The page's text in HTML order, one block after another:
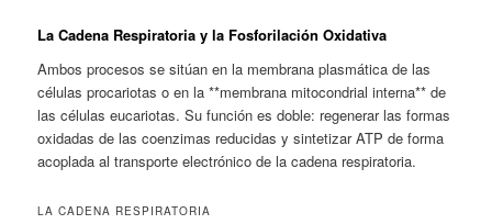
La Cadena Respiratoria y la Fosforilación Oxidativa
Ambos procesos se sitúan en la membrana plasmática de las
células procariotas o en la **membrana mitocondrial interna** de
las células eucariotas. Su función es doble: regenerar las formas
oxidadas de las coenzimas reducidas y sintetizar ATP de forma
acoplada al transporte electrónico de la cadena respiratoria.
LA CADENA RESPIRATORIA